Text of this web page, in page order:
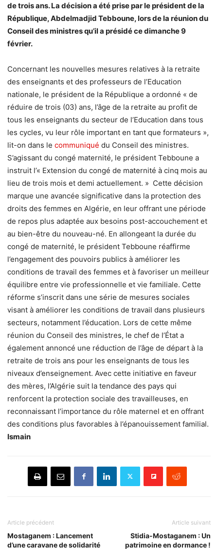
de trois ans. La décision a été prise par le président de la
République, Abdelmadjid Tebboune, lors de la réunion du
Conseil des ministres qu’il a présidé ce dimanche 9
février.
Concernant les nouvelles mesures relatives à la retraite
des enseignants et des professeurs de l’Education
nationale, le président de la République a ordonné « de
réduire de trois (03) ans, l’âge de la retraite au profit de
tous les enseignants du secteur de l’Education dans tous
les cycles, vu leur rôle important en tant que formateurs »,
lit-on dans le communiqué du Conseil des ministres.
S’agissant du congé maternité, le président Tebboune a
instruit l’« Extension du congé de maternité à cinq mois au
lieu de trois mois et demi actuellement. » Cette décision
marque une avancée significative dans la protection des
droits des femmes en Algérie, en leur offrant une période
de repos plus adaptée aux besoins post-accouchement et
au bien-être du nouveau-né. En allongeant la durée du
congé de maternité, le président Tebboune réaffirme
l’engagement des pouvoirs publics à améliorer les
conditions de travail des femmes et à favoriser un meilleur
équilibre entre vie professionnelle et vie familiale. Cette
réforme s’inscrit dans une série de mesures sociales
visant à améliorer les conditions de travail dans plusieurs
secteurs, notamment l’éducation. Lors de cette même
réunion du Conseil des ministres, le chef de l’État a
également annoncé une réduction de l’âge de départ à la
retraite de trois ans pour les enseignants de tous les
niveaux d’enseignement. Avec cette initiative en faveur
des mères, l’Algérie suit la tendance des pays qui
renforcent la protection sociale des travailleuses, en
reconnaissant l’importance du rôle maternel et en offrant
des conditions plus favorables à l’épanouissement familial.
Ismain
Article précédent
Mostaganem : Lancement
d’une caravane de solidarité
Article suivant
Stidia-Mostaganem : Un
patrimoine en dormance !